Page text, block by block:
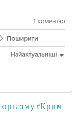
оргазму#Крим